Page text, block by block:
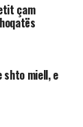
çam
miell, e